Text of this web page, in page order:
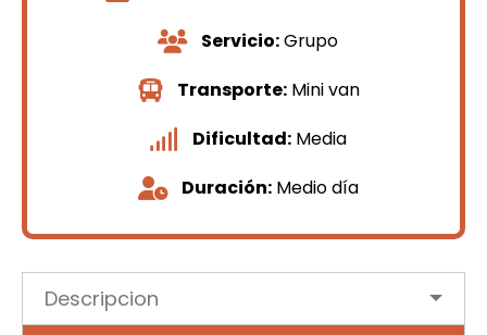
Servicio:Grupo
Transporte:Mini van
Dificultad: Media
Duración:Medio día
Descripcion